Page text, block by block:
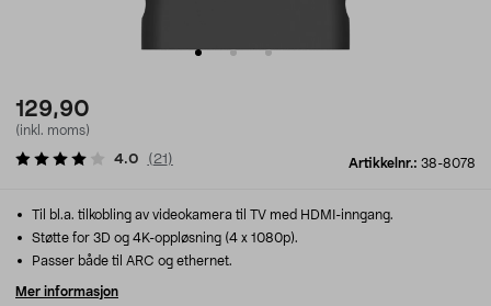
129,90
(inkl. moms)
Artikkelnr.: 38-8078
4.0 ( 21 )
Til bl.a. tilkobling av videokamera til TV med HDMI-inngang.
Støtte for 3D og 4K-oppløsning (4 x 1080p).
Passer både til ARC og ethernet.
Mer informasjon